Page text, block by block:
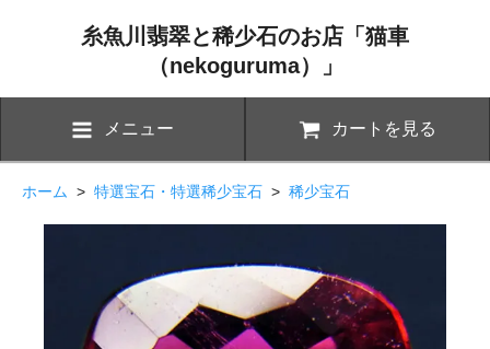
糸魚川翡翠と稀少石のお店「猫車
（nekoguruma）」
メニュー カートを見る
ホーム > 特選宝石・特選稀少宝石 > 稀少宝石